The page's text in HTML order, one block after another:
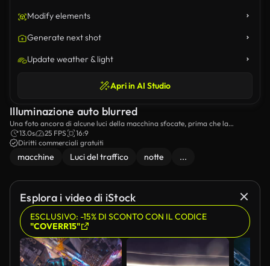
Modify elements
Generate next shot
Update weather & light
Apri in AI Studio
Illuminazione auto blurred
Una foto ancora di alcune luci della macchina sfocate, prima che la
fotocamera si rifocusi per mostrare le luci più chiaramente.
13.0s 25 FPS
16:9
Diritti commerciali gratuiti
macchine Luci del traffico notte ...
Esplora i video di iStock
ESCLUSIVO: -15% DI SCONTO CON IL CODICE
"COVERR15"